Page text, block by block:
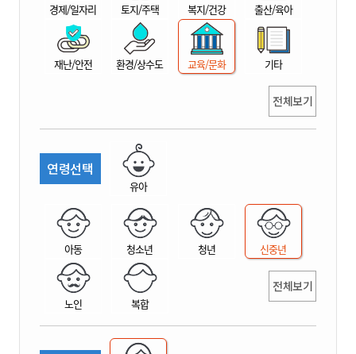
산
경제/일자리 토지/주택 복지/건강 출산/육아
재난/안전 환경/상수도 교육/문화 기타
전체보기
연령선택
유아
아동 청소년 청년 신중년
노인 복합
전체보기